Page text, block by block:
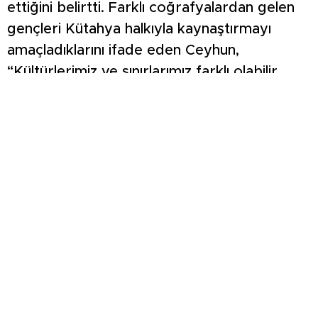
ettiğini belirtti. Farklı coğrafyalardan gelen
gençleri Kütahya halkıyla kaynaştırmayı
amaçladıklarını ifade eden Ceyhun,
“Kültürlerimiz ve sınırlarımız farklı olabilir